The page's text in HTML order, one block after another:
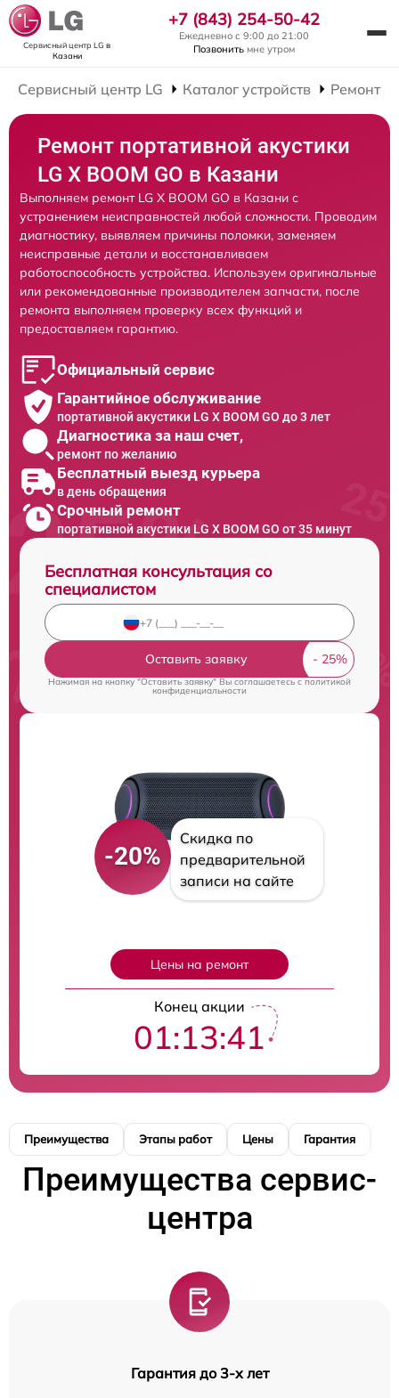
Сервисный центр LG в
Казани
+7 (843) 254-50-42
Ежедневно с 9:00 до 21:00
Позвонить мне утром
Сервисный центр LG Каталог устройств Ремонт
Ремонт портативной акустики
LG X BOOM GO в Казани
Выполняем ремонт LG X BOOM GO в Казани с
устранением неисправностей любой сложности. Проводим
диагностику, выявляем причины поломки, заменяем
неисправные детали и восстанавливаем
работоспособность устройства. Используем оригинальные
или рекомендованные производителем запчасти, после
ремонта выполняем проверку всех функций и
предоставляем гарантию.
Официальный сервис
Гарантийное обслуживание
портативной акустики LG X BOOM GO до 3 лет
Диагностика за наш счет,
ремонт по желанию
Бесплатный выезд курьера
в день обращения
Срочный ремонт
портативной акустики LG X BOOM GO от 35 минут
Бесплатная консультация со
специалистом
Оставить заявку
Нажимая на кнопку "Оставить заявку" Вы соглашаетесь cполитикой
конфиденциальности
-20%
Скидка по
предварительной
записи на сайте
Цены на ремонт
Конец акции
01:13:40
Преимущества Этапы работ Цены Гарантия
Преимущества сервис-
центра
Гарантия до 3-х лет